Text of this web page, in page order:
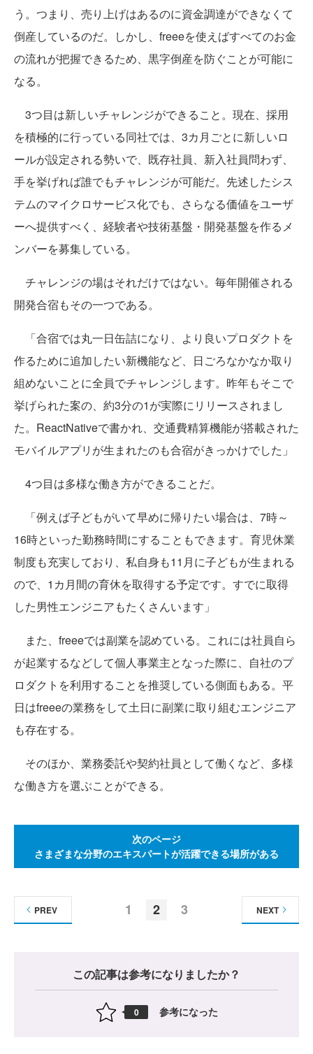
う。つまり、売り上げはあるのに資金調達ができなくて
倒産しているのだ。しかし、freeeを使えばすべてのお金
の流れが把握できるため、黒字倒産を防ぐことが可能に
なる。
3つ目は新しいチャレンジができること。現在、採用
を積極的に行っている同社では、3カ月ごとに新しいロ
ールが設定される勢いで、既存社員、新入社員問わず、
手を挙げれば誰でもチャレンジが可能だ。先述したシス
テムのマイクロサービス化でも、さらなる価値をユーザ
ーへ提供すべく、経験者や技術基盤・開発基盤を作るメ
ンバーを募集している。
チャレンジの場はそれだけではない。毎年開催される
開発合宿もその一つである。
「合宿では丸一日缶詰になり、より良いプロダクトを
作るために追加したい新機能など、日ごろなかなか取り
組めないことに全員でチャレンジします。昨年もそこで
挙げられた案の、約3分の1が実際にリリースされまし
た。ReactNativeで書かれ、交通費精算機能が搭載された
モバイルアプリが生まれたのも合宿がきっかけでした」
4つ目は多様な働き方ができることだ。
「例えば子どもがいて早めに帰りたい場合は、7時～
16時といった勤務時間にすることもできます。育児休業
制度も充実しており、私自身も11月に子どもが生まれる
ので、1カ月間の育休を取得する予定です。すでに取得
した男性エンジニアもたくさんいます」
また、freeeでは副業を認めている。これには社員自ら
が起業するなどして個人事業主となった際に、自社のプ
ロダクトを利用することを推奨している側面もある。平
日はfreeeの業務をして土日に副業に取り組むエンジニア
も存在する。
そのほか、業務委託や契約社員として働くなど、多様
な働き方を選ぶことができる。
次のページ
さまざまな分野のエキスパートが活躍できる場所がある
1 2 3
PREV NEXT
この記事は参考になりましたか？
0 参考になった